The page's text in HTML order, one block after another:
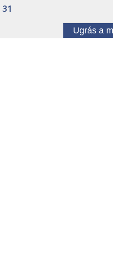
31
Ugrás a